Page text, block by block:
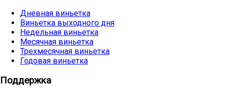
Дневная виньетка
Виньетка выходного дня
Недельная виньетка
Месячная виньетка
Трехмесячная виньетка
Годовая виньетка
Поддержка